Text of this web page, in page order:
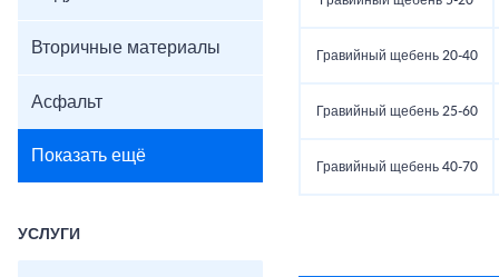
Вторичные материалы
Асфальт
Показать ещё
УСЛУГИ
Гравийный щебень 20-40
Гравийный щебень 25-60
Гравийный щебень 40-70